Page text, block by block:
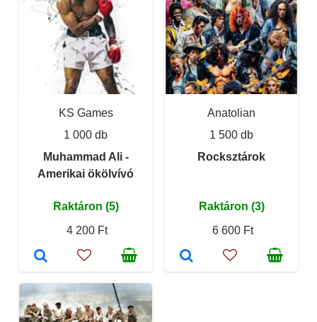
KS Games
1 000 db
Muhammad Ali -
Amerikai ökölvívó
Raktáron (5)
4 200 Ft
Anatolian
1 500 db
Rocksztárok
Raktáron (3)
6 600 Ft